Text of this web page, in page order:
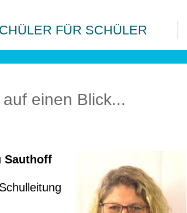
FÜR SCHÜLER
einen Blick...
Sauthoff